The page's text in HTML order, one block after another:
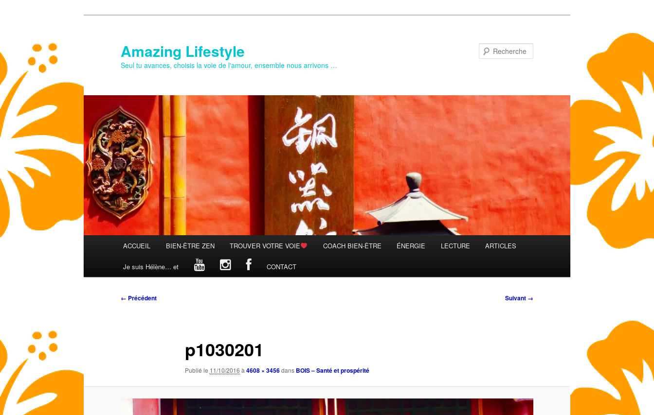
contenu
principal
Amazing Lifestyle
Seul tu avances, choisis la voie de l'amour, ensemble nous arrivons …
ACCUEIL BIEN-ÊTRE ZEN TROUVER VOTRE VOIE COACH BIEN-ÊTRE ÉNERGIE LECTURE ARTICLES
Je suis Hélène… et CONTACT
Navigation
← Précédent Suivant →
p1030201
Publié le 11/10/2016 à 4608 × 3456dans BOIS – Santé et prospérité